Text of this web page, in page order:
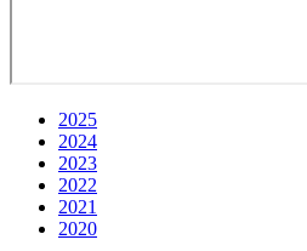
2025
2024
2023
2022
2021
2020